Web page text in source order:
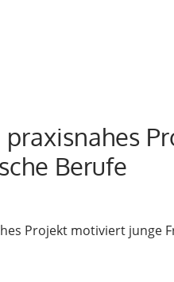
Berufe
Projekt motiviert junge